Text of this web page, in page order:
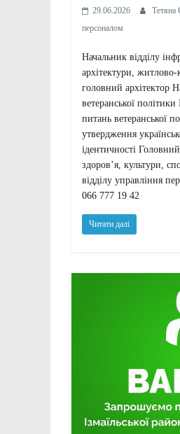
29.06.2026 Тетяна
персоналом
Начальник відділу
архітектури,
головний архітектор
ветеранської політики
питань ветеранської
утвердження
ідентичності
здоров’я, культури,
відділу управління
066 777 19 42
Читати далі